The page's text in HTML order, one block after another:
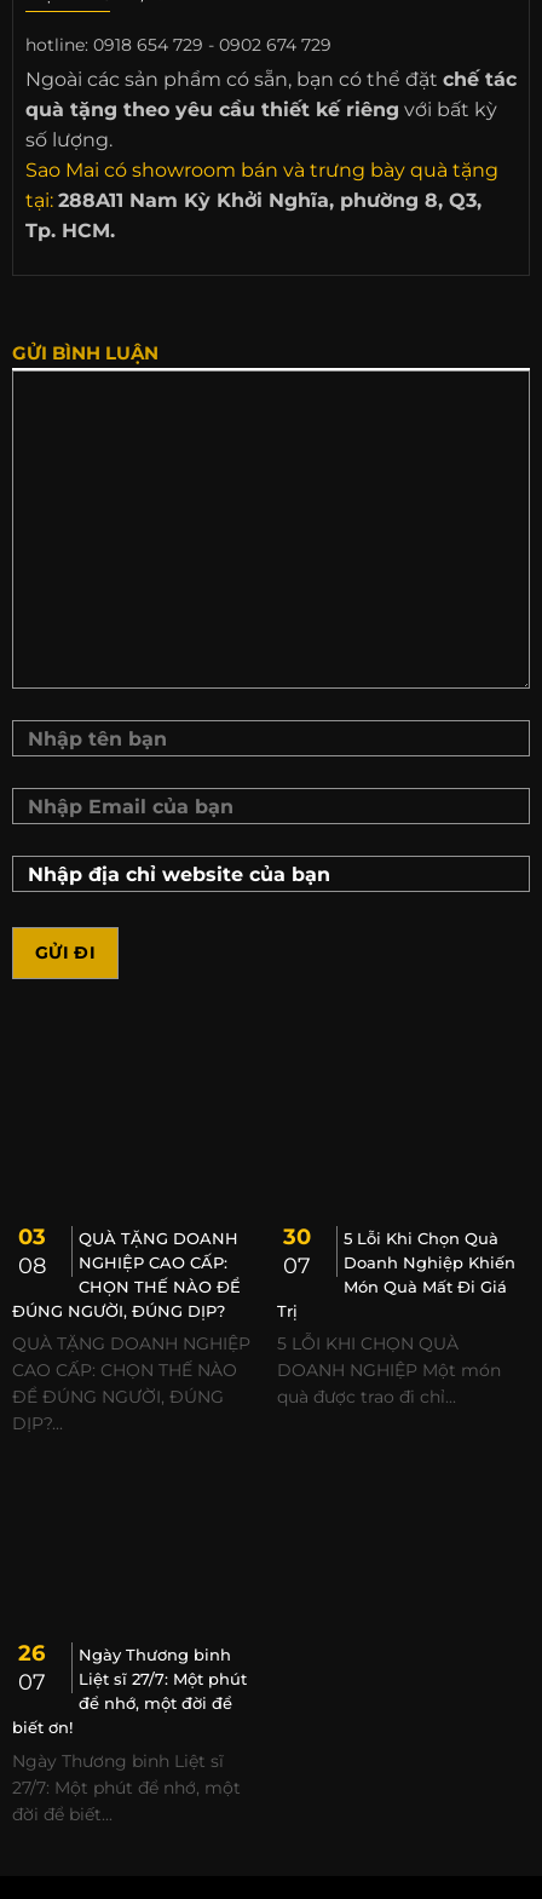
hotline: 0918 654 729 - 0902 674 729
Ngoài các sản phẩm có sẵn, bạn có thể đặt chế tác
quà tặng theo yêu cầu thiết kế riêng với bất kỳ
số lượng.
Sao Mai có showroom bán và trưng bày quà tặng
tại: 288A11 Nam Kỳ Khởi Nghĩa, phường 8, Q3,
Tp. HCM.
GỬI BÌNH LUẬN
03
08
QUÀ TẶNG DOANH
NGHIỆP CAO CẤP:
CHỌN THẾ NÀO ĐỂ
ĐÚNG NGƯỜI, ĐÚNG DỊP?
QUÀ TẶNG DOANH NGHIỆP
CAO CẤP: CHỌN THẾ NÀO
ĐỂ ĐÚNG NGƯỜI, ĐÚNG
DỊP?...
30
07
5 Lỗi Khi Chọn Quà
Doanh Nghiệp Khiến
Món Quà Mất Đi Giá
Trị
5 LỖI KHI CHỌN QUÀ
DOANH NGHIỆP Một món
quà được trao đi chỉ...
26
07
Ngày Thương binh
Liệt sĩ 27/7: Một phút
để nhớ, một đời để
biết ơn!
Ngày Thương binh Liệt sĩ
27/7: Một phút để nhớ, một
đời để biết...